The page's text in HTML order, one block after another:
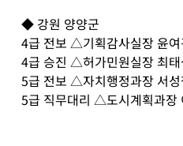
◆ 강원 양양군
4급 전보 △기획감사실장 윤여
4급 승진 △허가민원실장 최
5급 전보 △자치행정과장 서
5급 직무대리 △도시계획과장